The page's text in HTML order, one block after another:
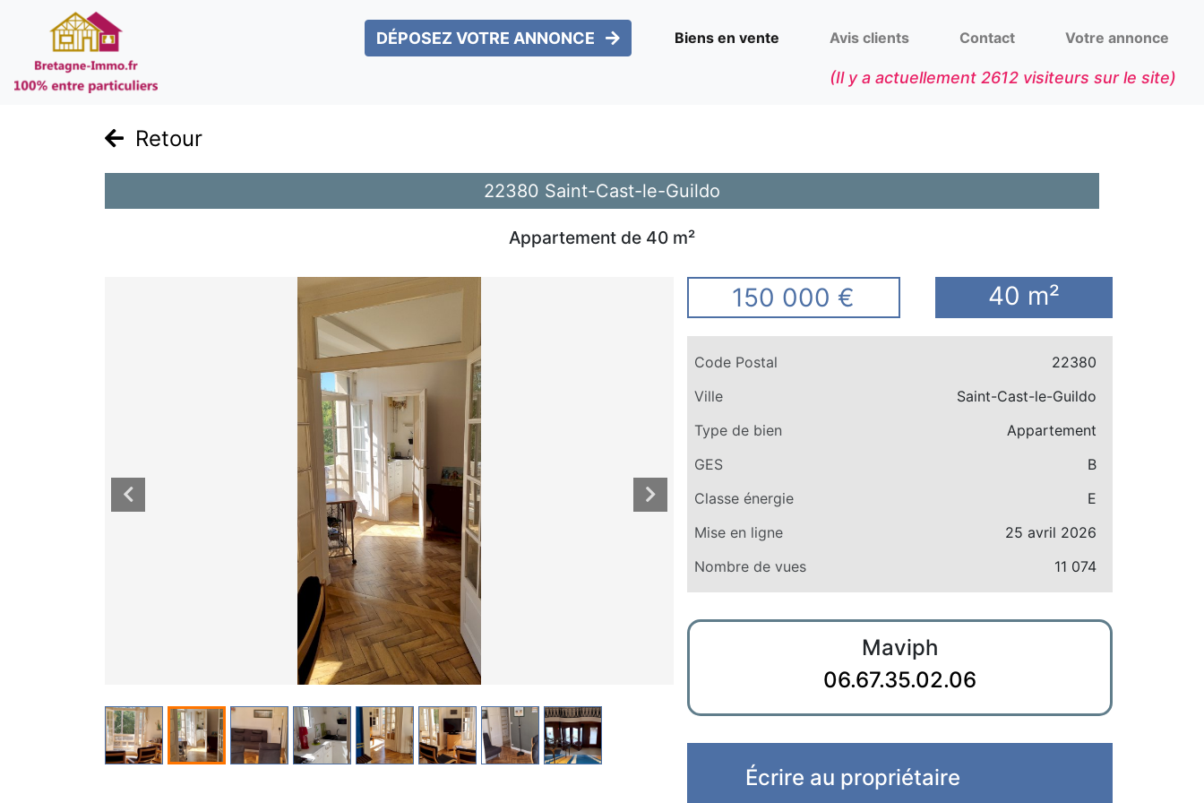
DÉPOSEZ VOTRE ANNONCE Biens en vente Avis clients Contact Votre annonce
(Il y a actuellement 2612 visiteurs sur le site)
Retour
22380 Saint-Cast-le-Guildo
Appartement de 40 m²
150 000 € 40 m²
Code Postal
22380
Ville
Saint-Cast-le-Guildo
Type de bien
Appartement
GES
B
Classe énergie
E
Mise en ligne
25 avril 2026
Nombre de vues
11 074
Maviph
06.67.35.02.06
Écrire au propriétaire